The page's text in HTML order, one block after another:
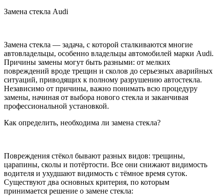
Замена стекла Audi
Замена стекла — задача, с которой сталкиваются многие
автовладельцы, особенно владельцы автомобилей марки Audi.
Причины замены могут быть разными: от мелких
повреждений вроде трещин и сколов до серьезных аварийных
ситуаций, приводящих к полному разрушению автостекла.
Независимо от причины, важно понимать всю процедуру
замены, начиная от выбора нового стекла и заканчивая
профессиональной установкой.
Как определить, необходима ли замена стекла?
Повреждения стёкол бывают разных видов: трещины,
царапины, сколы и потёртости. Все они снижают видимость
водителя и ухудшают видимость с тёмное время суток.
Существуют два основных критерия, по которым
принимается решение о замене стекла: